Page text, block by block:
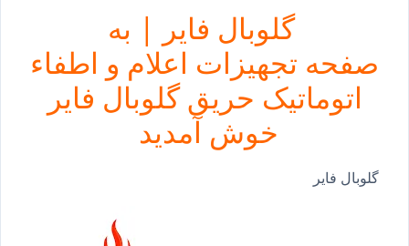
گلوبال فایر | به
صفحه تجهیزات اعلام و اطفاء
اتوماتیک حریق گلوبال فایر
خوش آمدید
گلوبال فایر